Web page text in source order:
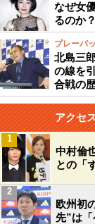
なぜ女
るのか？
プレーバ
北島三
の線を
合戦の
アクセ
中村倫
との「
1
欧州初
先”は
2